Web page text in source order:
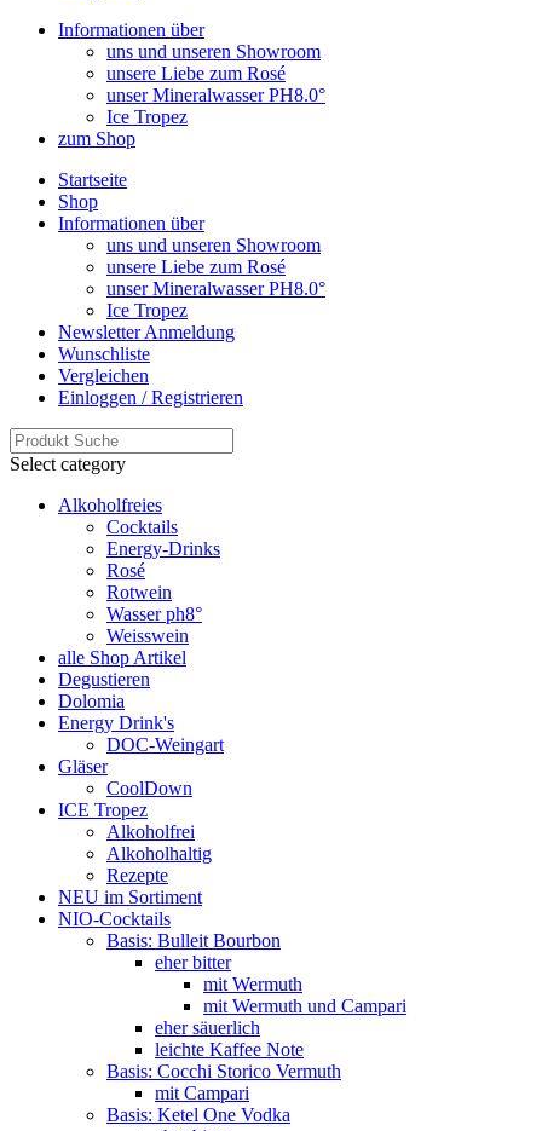
Informationen über
uns und unseren Showroom
unsere Liebe zum Rosé
unser Mineralwasser PH8.0°
Ice Tropez
zum Shop
Startseite
Shop
Informationen über
uns und unseren Showroom
unsere Liebe zum Rosé
unser Mineralwasser PH8.0°
Ice Tropez
Newsletter Anmeldung
Wunschliste
Vergleichen
Einloggen / Registrieren
Select category
Alkoholfreies
Cocktails
Energy-Drinks
Rosé
Rotwein
Wasser ph8°
Weisswein
alle Shop Artikel
Degustieren
Dolomia
Energy Drink's
DOC-Weingart
Gläser
CoolDown
ICE Tropez
Alkoholfrei
Alkoholhaltig
Rezepte
NEU im Sortiment
NIO-Cocktails
Basis: Bulleit Bourbon
eher bitter
mit Wermuth
mit Wermuth und Campari
eher säuerlich
leichte Kaffee Note
Basis: Cocchi Storico Vermuth
mit Campari
Basis: Ketel One Vodka